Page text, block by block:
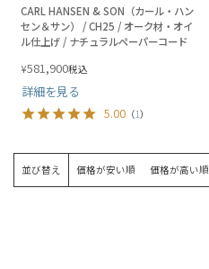
CARL HANSEN & SON（カール・ハン
セン＆サン） / CH25 / オーク材・オイ
ル仕上げ / ナチュラルペーパーコード
¥581,900税込
詳細を見る
5.00 （1）
並び替え 価格が安い順 価格が高い順